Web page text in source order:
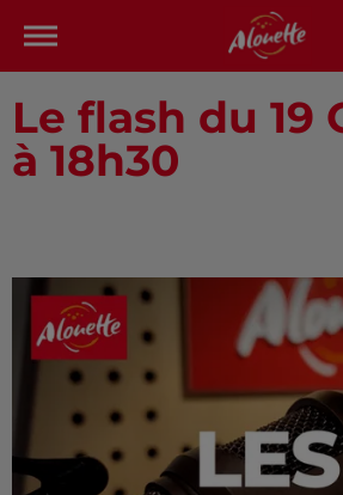
Le flash du 19
à 18h30